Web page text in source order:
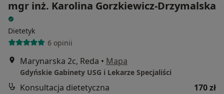
mgr inż. Karolina Gorzkiewicz-Drzymalska
Dietetyk
6 opinii
Marynarska 2c, Reda • Mapa
Gdyńskie Gabinety USG i Lekarze Specjaliści
Konsultacja dietetyczna
170 zł